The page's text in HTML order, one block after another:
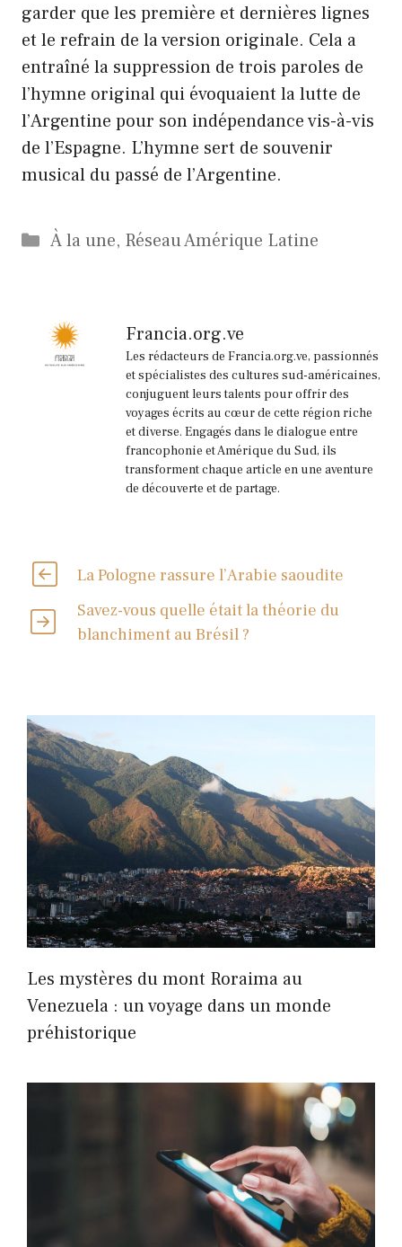
garder que les première et dernières lignes
et le refrain de la version originale. Cela a
entraîné la suppression de trois paroles de
l’hymne original qui évoquaient la lutte de
l’Argentine pour son indépendance vis-à-vis
de l’Espagne. L’hymne sert de souvenir
musical du passé de l’Argentine.
Catégories
À la une, Réseau Amérique Latine
Francia.org.ve
Les rédacteurs de Francia.org.ve, passionnés
et spécialistes des cultures sud-américaines,
conjuguent leurs talents pour offrir des
voyages écrits au cœur de cette région riche
et diverse. Engagés dans le dialogue entre
francophonie et Amérique du Sud, ils
transforment chaque article en une aventure
de découverte et de partage.
La Pologne rassure l’Arabie saoudite
Savez-vous quelle était la théorie du
blanchiment au Brésil ?
Les mystères du mont Roraima au
Venezuela : un voyage dans un monde
préhistorique